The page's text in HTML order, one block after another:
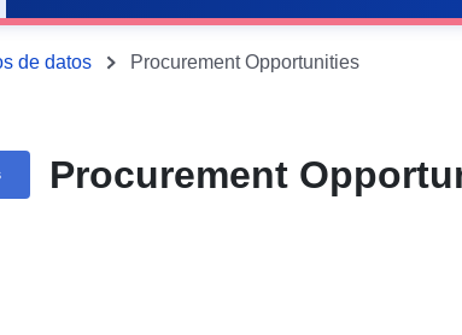
de datos Procurement Opportunities
Procurement